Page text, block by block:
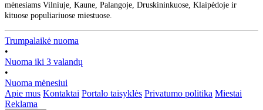
mėnesiams Vilniuje, Kaune, Palangoje, Druskininkuose, Klaipėdoje ir
kituose populiariuose miestuose.
Trumpalaikė nuoma
•
Nuoma iki 3 valandų
•
Nuoma mėnesiui
Apie mus Kontaktai Portalo taisyklės Privatumo politika Miestai
Reklama